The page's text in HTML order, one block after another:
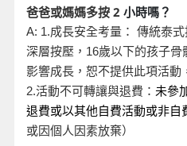
爸爸或媽媽多按 2 小時嗎？
A: 1.成長安全考量： 傳統泰
深層按壓，16歲以下的孩子骨
影響成長，恕不提供此項活動
2.活動不可轉讓與退費： 未參
退費或以其他自費活動或非自
或因個人因素放棄）